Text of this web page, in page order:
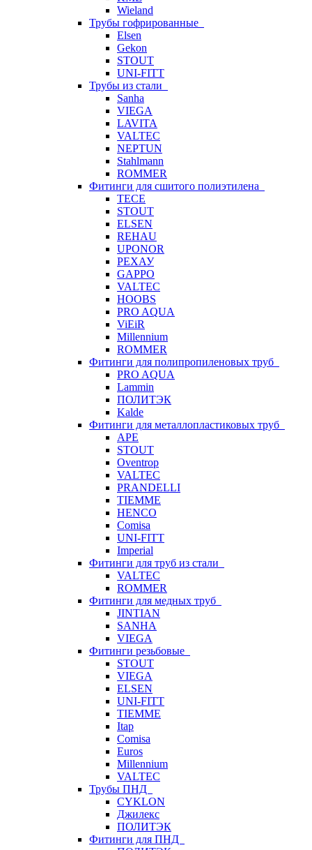
Wieland
Трубы гофрированные
Elsen
Gekon
STOUT
UNI-FITT
Трубы из стали
Sanha
VIEGA
LAVITA
VALTEC
NEPTUN
Stahlmann
ROMMER
Фитинги для сшитого полиэтилена
TECE
STOUT
ELSEN
REHAU
UPONOR
РЕХАУ
GAPPO
VALTEC
HOOBS
PRO AQUA
ViEiR
Millennium
ROMMER
Фитинги для полипропиленовых труб
PRO AQUA
Lammin
ПОЛИТЭК
Kalde
Фитинги для металлопластиковых труб
APE
STOUT
Oventrop
VALTEC
PRANDELLI
TIEMME
HENCO
Comisa
UNI-FITT
Imperial
Фитинги для труб из стали
VALTEC
ROMMER
Фитинги для медных труб
JINTIAN
SANHA
VIEGA
Фитинги резьбовые
STOUT
VIEGA
ELSEN
UNI-FITT
TIEMME
Itap
Comisa
Euros
Millennium
VALTEC
Трубы ПНД
CYKLON
Джилекс
ПОЛИТЭК
Фитинги для ПНД